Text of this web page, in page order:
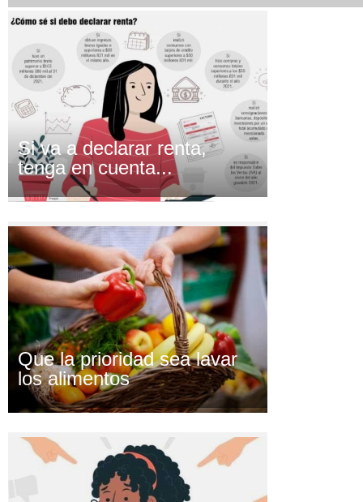
Si va a declarar renta,
tenga en cuenta...
Que la prioridad sea lavar
los alimentos